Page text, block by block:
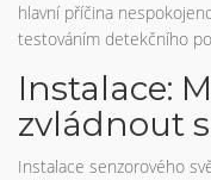
hlavní příčina
testováním detekčního
Instalace:
zvládnout
Instalace senzorového